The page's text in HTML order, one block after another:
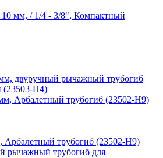
мм, / 1/4 - 3/8", Компактный
двуручный рычажный трубогиб
(23503-H4)
трубогиб (23502-H9)